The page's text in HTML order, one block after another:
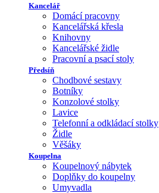
Kancelář
Domácí pracovny
Kancelářská křesla
Knihovny
Kancelářské židle
Pracovní a psací stoly
Předsíň
Chodbové sestavy
Botníky
Konzolové stolky
Lavice
Telefonní a odkládací stolky
Židle
Věšáky
Koupelna
Koupelnový nábytek
Doplňky do koupelny
Umyvadla